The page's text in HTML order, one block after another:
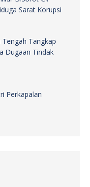
Sarat Korupsi
Tangkap
Dugaan Tindak
Perkapalan